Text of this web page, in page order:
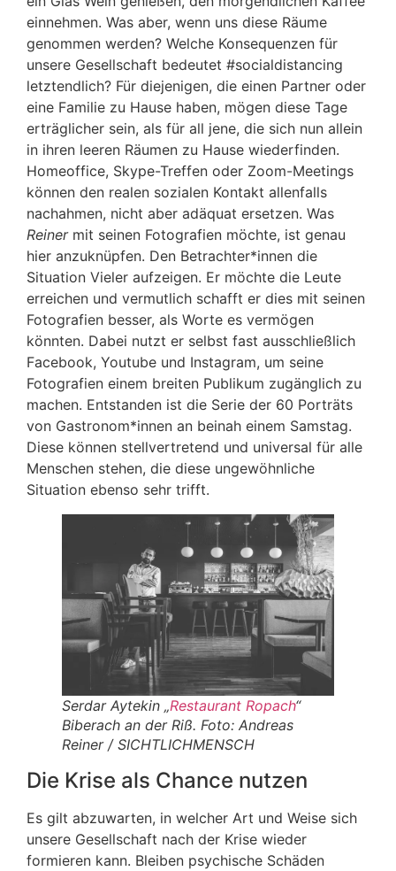
einnehmen. Was aber, wenn uns diese Räume
genommen werden? Welche Konsequenzen für
unsere Gesellschaft bedeutet #socialdistancing
letztendlich? Für diejenigen, die einen Partner oder
eine Familie zu Hause haben, mögen diese Tage
erträglicher sein, als für all jene, die sich nun allein
in ihren leeren Räumen zu Hause wiederfinden.
Homeoffice, Skype-Treffen oder Zoom-Meetings
können den realen sozialen Kontakt allenfalls
nachahmen, nicht aber adäquat ersetzen. Was
Reiner mit seinen Fotografien möchte, ist genau
hier anzuknüpfen. Den Betrachter*innen die
Situation Vieler aufzeigen. Er möchte die Leute
erreichen und vermutlich schafft er dies mit seinen
Fotografien besser, als Worte es vermögen
könnten. Dabei nutzt er selbst fast ausschließlich
Facebook, Youtube und Instagram, um seine
Fotografien einem breiten Publikum zugänglich zu
machen. Entstanden ist die Serie der 60 Porträts
von Gastronom*innen an beinah einem Samstag.
Diese können stellvertretend und universal für alle
Menschen stehen, die diese ungewöhnliche
Situation ebenso sehr trifft.
Serdar Aytekin „Restaurant Ropach“
Biberach an der Riß. Foto: Andreas
Reiner / SICHTLICHMENSCH
Die Krise als Chance nutzen
Es gilt abzuwarten, in welcher Art und Weise sich
unsere Gesellschaft nach der Krise wieder
formieren kann. Bleiben psychische Schäden